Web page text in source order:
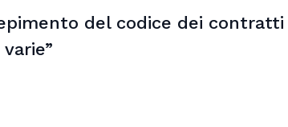
del codice dei